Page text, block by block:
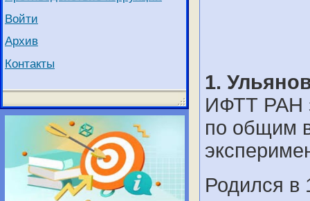
Войти
Архив
Контакты
1.
ИФТТ РАН
по общим
Родился в